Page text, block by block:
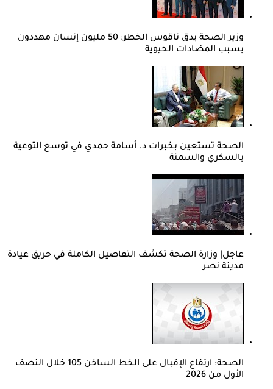
وزير الصحة يدق ناقوس الخطر: 50 مليون إنسان مهددون
بسبب المضادات الحيوية
الصحة تستعين بخبرات د. أسامة حمدي في توسع التوعية
بالسكري والسمنة
عاجل| وزارة الصحة تكشف التفاصيل الكاملة في حريق عيادة
مدينة نصر
الصحة: ارتفاع الإقبال على الخط الساخن 105 خلال النصف
الأول من 2026